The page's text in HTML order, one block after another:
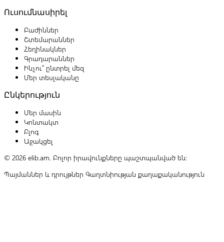
Ուսումնասիրել
Բաժիններ
Շտեմարաններ
Հեղինակներ
Գրադարաններ
Ինչու՞ ընտրել մեզ
Մեր տեսլականը
Ընկերություն
Մեր մասին
Կոնտակտ
Բլոգ
Աջակցել
© 2026 elib.am. Բոլոր իրավունքները պաշտպանված են:
Պայմաններ և դրույթներ Գաղտնիության քաղաքականություն